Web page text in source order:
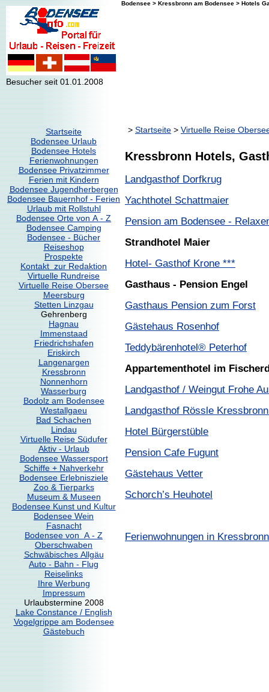
Besucher seit 01.01.2008
Startseite
Bodensee Urlaub
Bodensee Hotels
Ferienwohnungen
Bodensee Privatzimmer
Ferien mit Kindern
Bodensee Jugendherbergen
Bodensee Bauernhof - Ferien
Urlaub mit Rollstuhl
Bodensee Orte von A - Z
Bodensee Camping
Bodensee - Bücher
Reiseshop
Prospekte
Kontakt zur Redaktion
Virtuelle Rundreise
Virtuelle Reise Obersee
Meersburg
Stetten Linzgau
Gehrenberg
Hagnau
Immenstaad
Friedrichshafen
Eriskirch
Langenargen
Kressbronn
Nonnenhorn
Wasserburg
Bodolz am Bodensee
Westallgaeu
Bad Schachen
Lindau
Virtuelle Reise Südufer
Aktiv - Urlaub
Bodensee Wassersport
Schiffe + Nahverkehr
Bodensee Erlebnisziele
Zoo & Tierparks
Museum & Museen
Bodensee Kunst und Kultur
Bodensee Wein
Fasnacht
Bodensee von A - Z
Oberschwaben
Schwäbisches Allgäu
Auto - Bahn - Flug
Reiselinks
Ihre Werbung
Impressum
Urlaubstermine 2008
Lake Constance / English
Vogelgrippe am Bodensee
Gästebuch
Bodensee > Kressbronn am Bodensee > Hotels
> Startseite > Virtuelle Reise
Kressbronn Hotels,
Landgasthof Dorfkrug
Yachthotel Schattmaier
Pension am Bodensee -
Strandhotel Maier
Hotel- Gasthof Krone ***
Gasthaus - Pension Engel
Gasthaus Pension zum Forst
Gästehaus Rosenhof
Teddybärenhotel® Peterhof
Appartementhotel im
Landgasthof / Weingut Frohe
Landgasthof Rössle
Hotel Bürgerstüble
Pension Cafe Fugunt
Gästehaus Vetter
Schorch’s Heuhotel
Ferienwohnungen in Kressbronn